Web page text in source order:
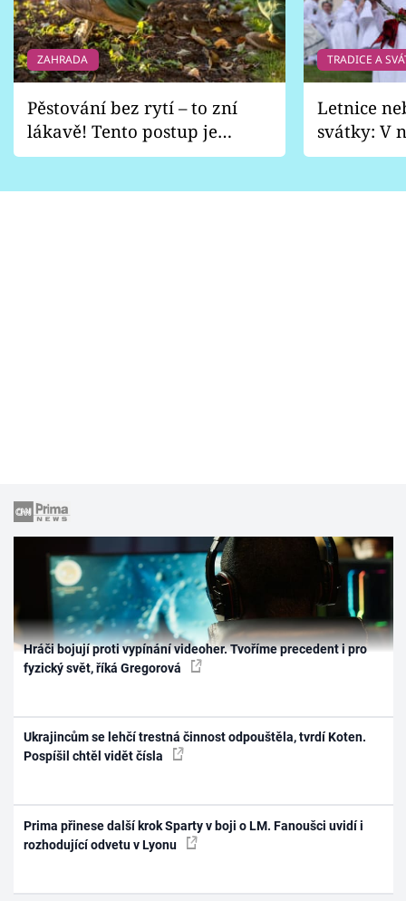
ZAHRADA
Pěstování bez rytí – to zní
lákavě! Tento postup je
vhodný jen pro některé
TRADICE A
Letnice
svátky: V
pondělí
Hráči bojují proti vypínání videoher. Tvoříme precedent i pro
fyzický svět, říká Gregorová
Ukrajincům se lehčí trestná činnost odpouštěla, tvrdí Koten.
Pospíšil chtěl vidět čísla
Prima přinese další krok Sparty v boji o LM. Fanoušci uvidí i
rozhodující odvetu v Lyonu